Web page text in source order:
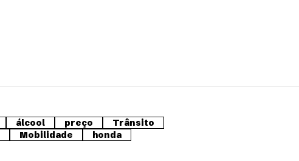
álcool preço
Trânsito
Mobilidade
honda